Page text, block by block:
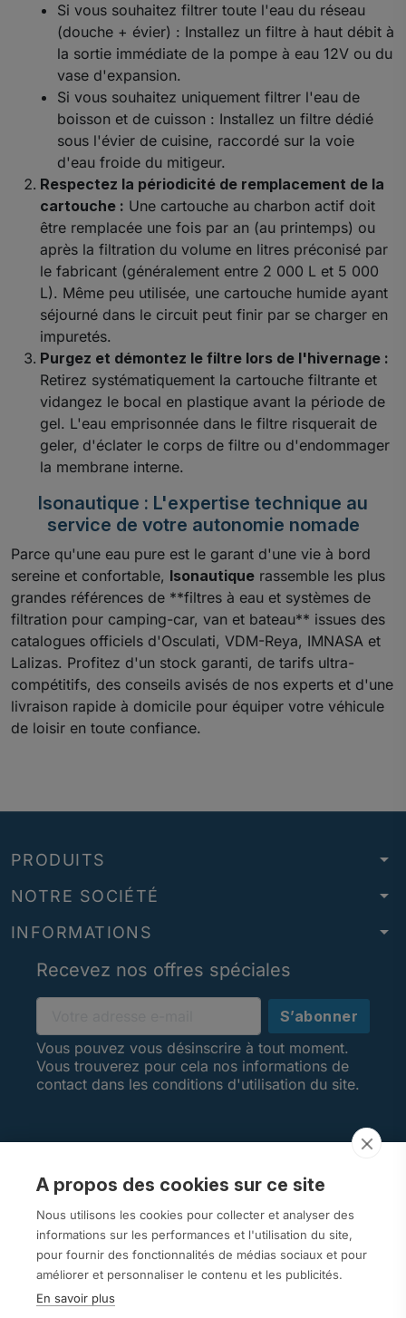
A propos des cookies sur ce site
Nous utilisons les cookies pour collecter et analyser des
informations sur les performances et l'utilisation du site,
pour fournir des fonctionnalités de médias sociaux et pour
améliorer et personnaliser le contenu et les publicités.
En savoir plus
Si vous souhaitez filtrer toute l'eau du réseau
(douche + évier) : Installez un filtre à haut débit à
la sortie immédiate de la pompe à eau 12V ou du
vase d'expansion.
Si vous souhaitez uniquement filtrer l'eau de
boisson et de cuisson : Installez un filtre dédié
sous l'évier de cuisine, raccordé sur la voie
d'eau froide du mitigeur.
Respectez la périodicité de remplacement de la
cartouche : Une cartouche au charbon actif doit
être remplacée une fois par an (au printemps) ou
après la filtration du volume en litres préconisé par
le fabricant (généralement entre 2 000 L et 5 000
L). Même peu utilisée, une cartouche humide ayant
séjourné dans le circuit peut finir par se charger en
impuretés.
Purgez et démontez le filtre lors de l'hivernage :
Retirez systématiquement la cartouche filtrante et
vidangez le bocal en plastique avant la période de
gel. L'eau emprisonnée dans le filtre risquerait de
geler, d'éclater le corps de filtre ou d'endommager
la membrane interne.
Isonautique : L'expertise technique au
service de votre autonomie nomade
Parce qu'une eau pure est le garant d'une vie à bord
sereine et confortable, Isonautique rassemble les plus
grandes références de **filtres à eau et systèmes de
filtration pour camping-car, van et bateau** issues des
catalogues officiels d'Osculati, VDM-Reya, IMNASA et
Lalizas. Profitez d'un stock garanti, de tarifs ultra-
compétitifs, des conseils avisés de nos experts et d'une
livraison rapide à domicile pour équiper votre véhicule
de loisir en toute confiance.
PRODUITS arrow_drop_down
NOTRE SOCIÉTÉ arrow_drop_down
INFORMATIONS
arrow_drop_down
Recevez nos offres spéciales
Vous pouvez vous désinscrire à tout moment.
Vous trouverez pour cela nos informations de
contact dans les conditions d'utilisation du site.